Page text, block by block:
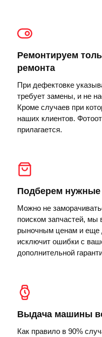
Ремонтируем
ремонта
При дефектовке
требует замены, и не
Кроме случаев при
наших клиентов.
прилагается.
Подберем нужные
Можно не
поиском запчастей,
рыночным ценам и еще
исключит ошибки с
дополнительной
Выдача машины
Как правило в 90%